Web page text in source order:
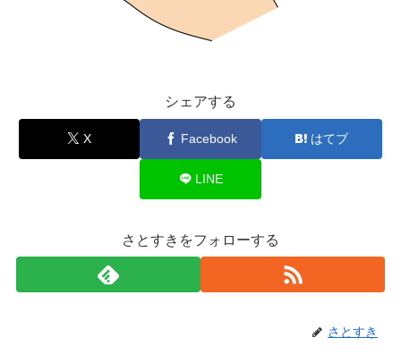
シェアする
X Facebook はてブ
LINE
さとすきをフォローする
さとすき